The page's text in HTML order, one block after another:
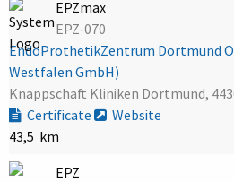
EPZmax
EPZ-070
EndoProthetikZentrum Dortmund
Westfalen GmbH)
Knappschaft Kliniken Dortmund,
Certificate
Website
43,5 km
EPZ